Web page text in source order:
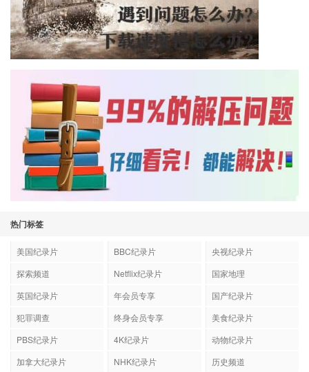
热门标签
美国纪录片 BBC纪录片
央视纪录片
探索频道
Netflix纪录片
国家地理
英国纪录片
年会员专享
国产纪录片
犯罪调查
终身会员专享
美食纪录片
PBS纪录片
4K纪录片
动物纪录片
加拿大纪录片
NHK纪录片
历史频道